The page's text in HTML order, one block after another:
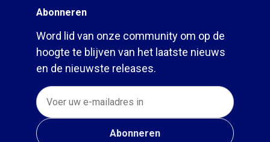
Abonneren
Word lid van onze community om op de
hoogte te blijven van het laatste nieuws
en de nieuwste releases.